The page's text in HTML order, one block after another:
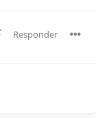
Responder